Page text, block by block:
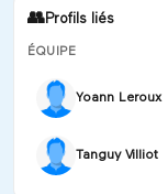
👥Profils liés
ÉQUIPE
Yoann Leroux
Tanguy Villiot